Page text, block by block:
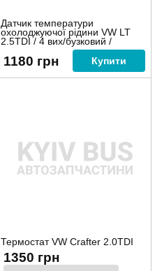
Датчик температури
охолоджуючої рідини VW LT
2.5TDI / 4 вих/бузковий /
1180 грн Купити
Термостат VW Crafter 2.0TDI
1350 грн